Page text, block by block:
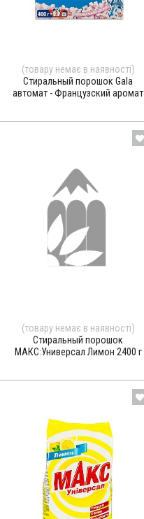
(товару немає в наявності)
Стиральный порошок Gala
автомат - Французский аромат
(товару немає в наявності)
Стиральный порошок
МАКС:Универсал Лимон 2400 г